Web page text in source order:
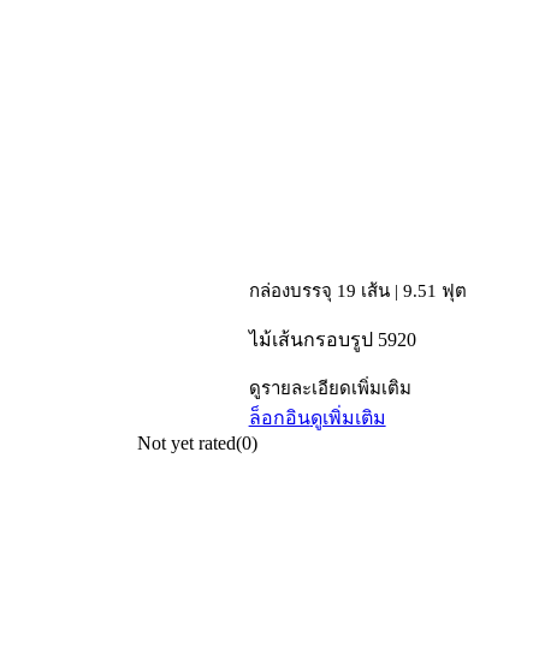
กล่องบรรจุ 19 เส้น | 9.51 ฟุต
ไม้เส้นกรอบรูป 5920
ดูรายละเอียดเพิ่มเติม
ล็อกอินดูเพิ่มเติม
Not yet rated(0)